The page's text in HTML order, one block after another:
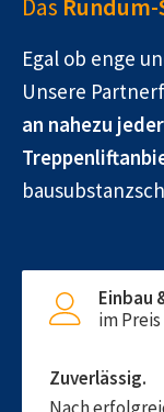
Egal ob enge
Unsere
an nahezu
Einbau
im
Zuverlässig.
Nach